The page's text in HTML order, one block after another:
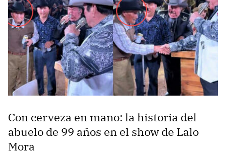
Con cerveza en mano: la historia del
abuelo de 99 años en el show de Lalo
Mora